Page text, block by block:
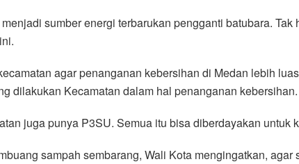
sumber energi terbarukan pengganti batubara. Tak
agar penanganan kebersihan di Medan lebih
dilakukan Kecamatan dalam hal penanganan kebersihan.
juga punya P3SU. Semua itu bisa diberdayakan untuk
sampah sembarang, Wali Kota mengingatkan,